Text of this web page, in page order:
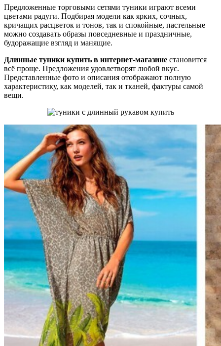
Предложенные торговыми сетями туники играют всеми
цветами радуги. Подбирая модели как ярких, сочных,
кричащих расцветок и тонов, так и спокойные, пастельные
можно создавать образы повседневные и праздничные,
будоражащие взгляд и манящие.
Длинные туники купить в интернет-магазине становится
всё проще. Предложения удовлетворят любой вкус.
Представленные фото и описания отображают полную
характеристику, как моделей, так и тканей, фактуры самой
вещи.